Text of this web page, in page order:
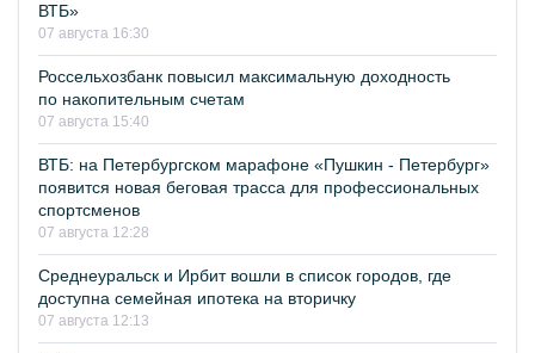
ВТБ»
07 августа 16:30
Россельхозбанк повысил максимальную доходность
по накопительным счетам
07 августа 15:40
ВТБ: на Петербургском марафоне «Пушкин - Петербург»
появится новая беговая трасса для профессиональных
спортсменов
07 августа 12:28
Среднеуральск и Ирбит вошли в список городов, где
доступна семейная ипотека на вторичку
07 августа 12:13